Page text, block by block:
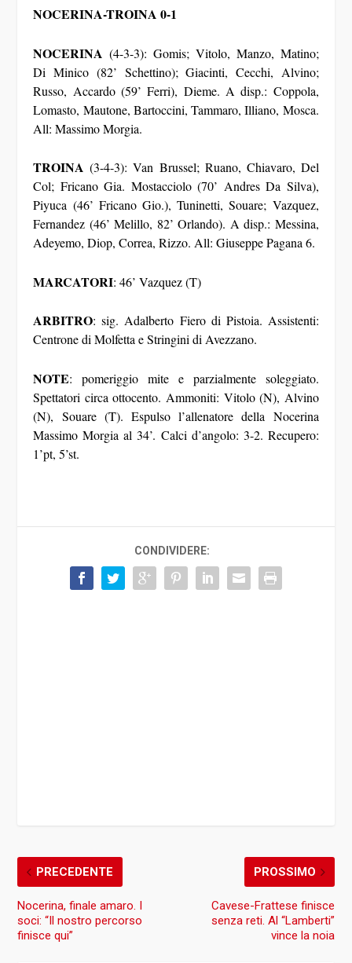
NOCERINA-TROINA 0-1
NOCERINA
(4-3-3): Gomis; Vitolo, Manzo, Matino;
Di Minico (82’ Schettino); Giacinti, Cecchi, Alvino;
Russo, Accardo (59’ Ferri), Dieme. A disp.: Coppola,
Lomasto, Mautone, Bartoccini, Tammaro, Illiano, Mosca.
All: Massimo Morgia.
TROINA
(3-4-3): Van Brussel; Ruano, Chiavaro, Del
Col; Fricano Gia. Mostacciolo (70’ Andres Da Silva),
Piyuca (46’ Fricano Gio.), Tuninetti, Souare; Vazquez,
Fernandez (46’ Melillo, 82’ Orlando). A disp.: Messina,
Adeyemo, Diop, Correa, Rizzo. All: Giuseppe Pagana 6.
MARCATORI : 46’ Vazquez (T)
ARBITRO : sig. Adalberto Fiero di Pistoia. Assistenti:
Centrone di Molfetta e Stringini di Avezzano.
NOTE : pomeriggio mite e parzialmente soleggiato.
Spettatori circa ottocento. Ammoniti: Vitolo (N), Alvino
(N), Souare (T). Espulso l’allenatore della Nocerina
Massimo Morgia al 34’. Calci d’angolo: 3-2. Recupero:
1’pt, 5’st.
CONDIVIDERE:
PRECEDENTE
Nocerina, finale amaro. I
soci: “Il nostro percorso
finisce qui”
PROSSIMO
Cavese-Frattese finisce
senza reti. Al “Lamberti”
vince la noia